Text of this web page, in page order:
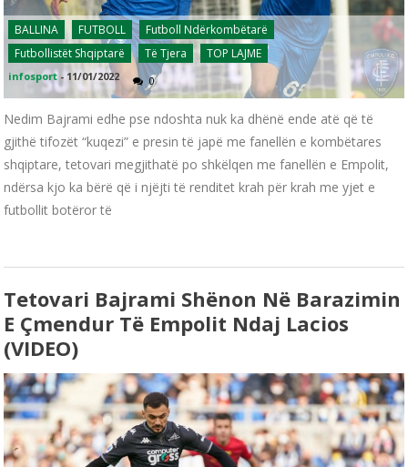
BALLINA FUTBOLL
Futboll Ndërkombëtarë
Futbollistët Shqiptarë
Të Tjera TOP LAJME
infosport - 11/01/2022 0
Nedim Bajrami edhe pse ndoshta nuk ka dhënë ende atë që të
gjithë tifozët “kuqezi” e presin të japë me fanellën e kombëtares
shqiptare, tetovari megjithatë po shkëlqen me fanellën e Empolit,
ndërsa kjo ka bërë që i njëjti të renditet krah për krah me yjet e
futbollit botëror të
Tetovari Bajrami Shënon Në Barazimin
E Çmendur Të Empolit Ndaj Lacios
(VIDEO)